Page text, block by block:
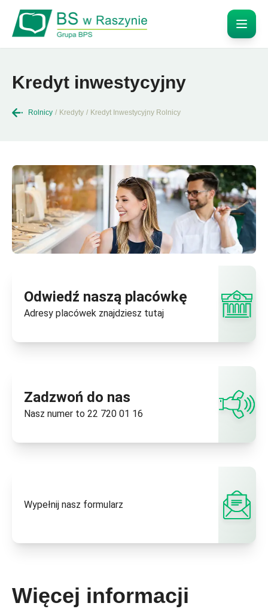
Kredyt inwestycyjny
Rolnicy / Kredyty / Kredyt Inwestycyjny Rolnicy
Odwiedź naszą placówkę
Adresy placówek znajdziesz tutaj
Zadzwoń do nas
Nasz numer to 22 720 01 16
Wypełnij nasz formularz
Więcej informacji